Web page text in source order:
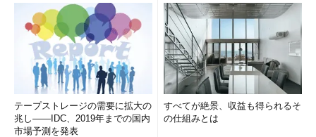
テープストレージの需要に拡大の
兆し――IDC、2019年までの国内
市場予測を発表
すべてが絶景、収益も得られるそ
の仕組みとは